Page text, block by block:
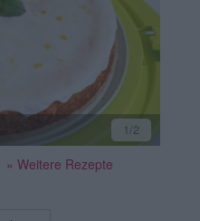
2/2
» Weitere Rezepte